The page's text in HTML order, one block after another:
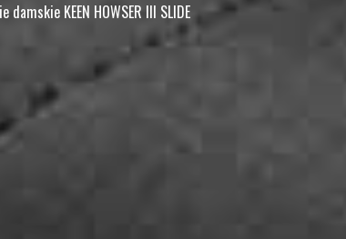
damskie KEEN HOWSER III SLIDE